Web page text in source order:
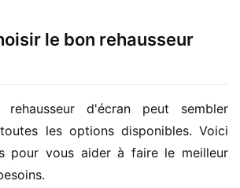
le bon rehausseur
d'écran peut sembler
les options disponibles. Voici
pour vous aider à faire le meilleur